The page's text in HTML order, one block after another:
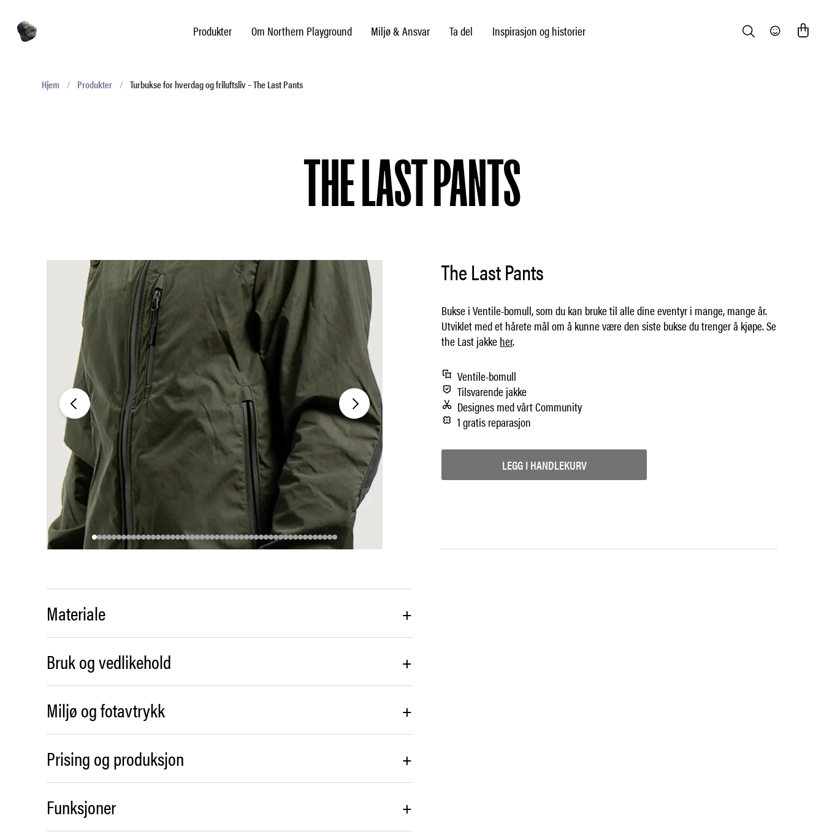
Produkter Miljø & Ansvar Ta del Inspirasjon og historier
Om Northern Playground Search Community
Hjem / Produkter / Turbukse for hverdag og friluftsliv – The Last Pants
THE LAST PANTS
The Last Pants
Bukse i Ventile-bomull, som du kan bruke til alle dine eventyr i mange, mange år.
Utviklet med et hårete mål om å kunne være den siste bukse du trenger å kjøpe. Se
the Last jakkeher.
Ventile-bomull
Tilsvarende jakke
Designes med vårt Community
1 gratis reparasjon
LEGG I HANDLEKURV
Materiale
+
Bruk og vedlikehold
+
Miljø og fotavtrykk
+
Prising og produksjon
+
Funksjoner
+